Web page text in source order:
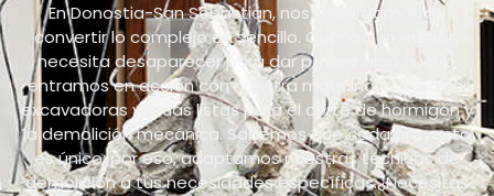
En Donostia-San Sebastián, nos encargamos de
convertir lo complejo en sencillo. Cuando un edificio
necesita desaparecer para dar paso a algo nuevo,
entramos en acción con nuestra maquinaria pesada:
excavadoras y grúas listas para el corte de hormigón y
la demolición mecánica. Sabemos que cada proyecto
es único: por eso, adaptamos nuestras técnicas de
demolición a tus necesidades específicas.¿Necesitas